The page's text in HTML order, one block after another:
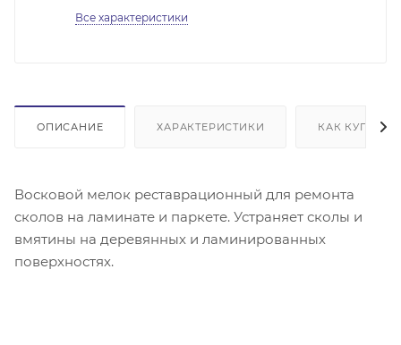
Все характеристики
ОПИСАНИЕ ХАРАКТЕРИСТИКИ КАК КУПИТЬ
Восковой мелок реставрационный для ремонта
сколов на ламинате и паркете. Устраняет сколы и
вмятины на деревянных и ламинированных
поверхностях.